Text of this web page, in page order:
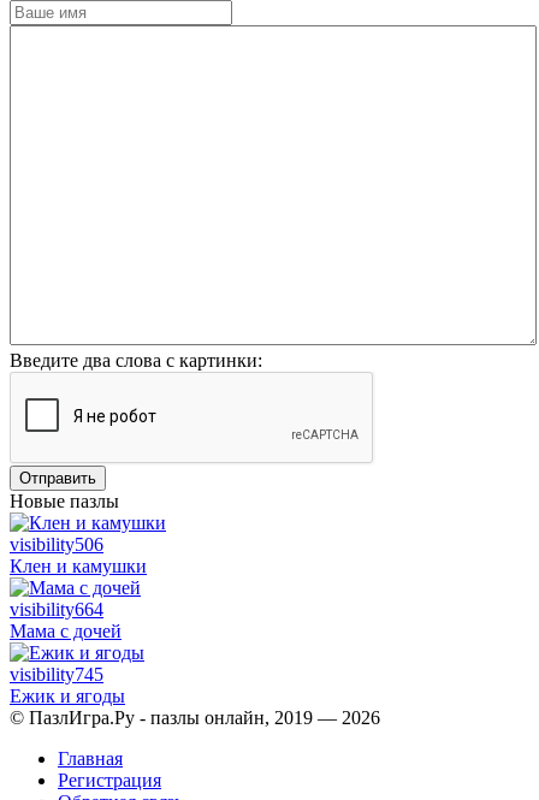
Введите два слова с картинки:
Отправить
Новые пазлы
visibility506
Клен и камушки
visibility664
Мама с дочей
visibility745
Ежик и ягоды
© ПазлИгра.Ру - пазлы онлайн, 2019 — 2026
Главная
Регистрация